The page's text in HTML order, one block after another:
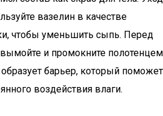
вазелин в качестве
чтобы уменьшить сыпь. Перед
и промокните полотенцем
барьер, который поможет
воздействия влаги.